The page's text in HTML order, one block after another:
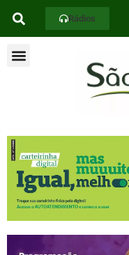
Rádios